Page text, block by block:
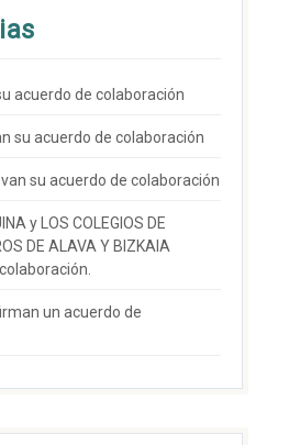
acuerdo de colaboración
su acuerdo de colaboración
su acuerdo de colaboración
y LOS COLEGIOS DE
DE ALAVA Y BIZKAIA
un acuerdo de